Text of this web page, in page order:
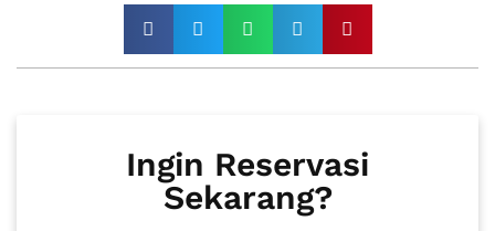
Ingin Reservasi
Sekarang?